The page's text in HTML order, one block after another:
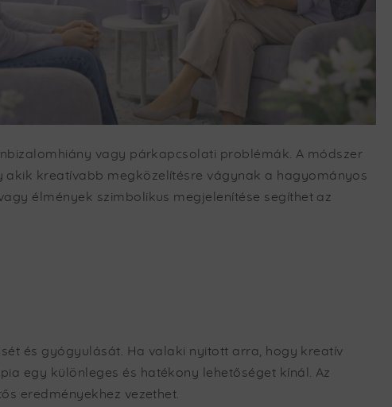
vagy párkapcsolati problémák. A módszer
kreatívabb megközelítésre vágynak a hagyományos
élmények szimbolikus megjelenítése segíthet az
és gyógyulását. Ha valaki nyitott arra, hogy kreatív
egy különleges és hatékony lehetőséget kínál. Az
eredményekhez vezethet.